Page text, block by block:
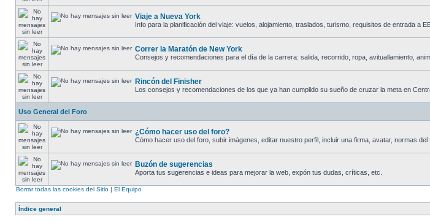
Viaje a Nueva York
Info para la planificación del viaje: vuelos, alojamiento, traslados, turismo, requisitos de entrada a
Correr la Maratón de New York
Consejos y recomendaciones para el día de la carrera: salida, recorrido, ropa, avituallamiento,
Rincón del Finisher
Los consejos y recomendaciones de los que ya han cumplido su sueño de cruzar la meta en
Uso General del Foro
¿Cómo hacer uso del foro?
Cómo hacer uso del foro, subir imágenes, editar nuestro perfil, incluir una firma, avatar, normas del
Buzón de sugerencias
Aporta tus sugerencias e ideas para mejorar la web, expón tus dudas, críticas, etc.
Borrar todas las cookies del Sitio | El Equipo
Índice general